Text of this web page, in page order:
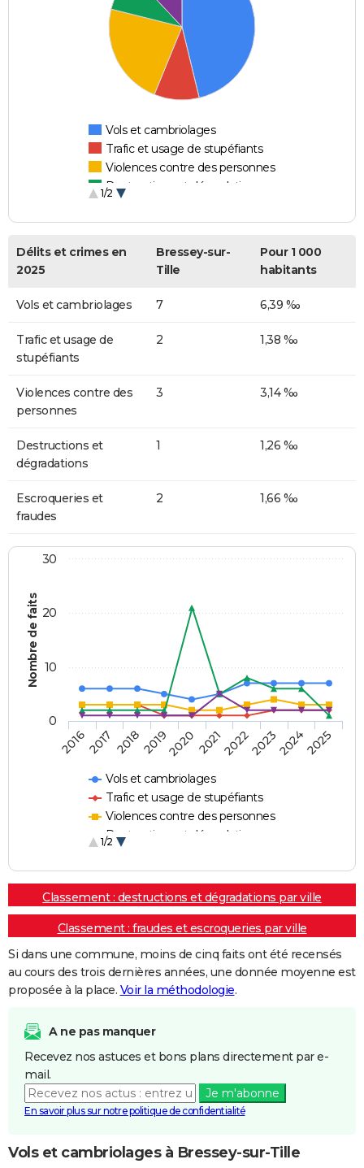
Vols et cambriolages
Trafic et usage de stupéfiants
Violences contre des personnes
Destructions et dégradations
1/2
Délits et crimes en
2025
Bressey-sur-
Tille
Pour 1 000
habitants
Vols et cambriolages 7 6,39 ‰
Trafic et usage de
stupéfiants
2 1,38 ‰
Violences contre des
personnes
3 3,14 ‰
Destructions et
dégradations
1 1,26 ‰
Escroqueries et
fraudes
2 1,66 ‰
Nombre de faits
Vols et cambriolages
Trafic et usage de stupéfiants
Violences contre des personnes
Destructions et dégradations
1/2
20162017 20182019202020212022202320242025
0
10
20
30
Classement : destructions et dégradations par ville
Classement : fraudes et escroqueries par ville
Si dans une commune, moins de cinq faits ont été recensés
au cours des trois dernières années, une donnée moyenne est
proposée à la place. Voir la méthodologie.
A ne pas manquer
Recevez nos astuces et bons plans directement par e-
mail.
Je m'abonne
En savoir plus sur notre politique de confidentialité
Vols et cambriolages à Bressey-sur-Tille